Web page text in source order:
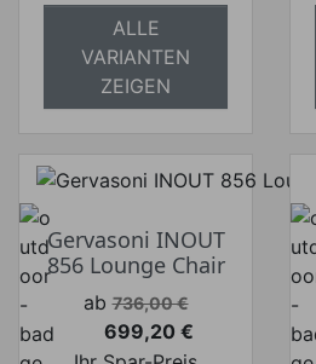
ALLE
VARIANTEN
ZEIGEN
Gervasoni INOUT
856 Lounge Chair
Verkaufspreis
ab 736,00 €
Preis
699,20 €